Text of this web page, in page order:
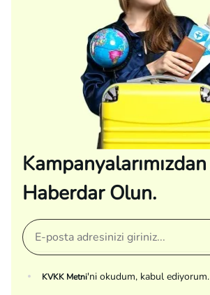
Kampanyalarımızdan
Haberdar Olun.
KVKK Metni'ni okudum, kabul ediyorum.